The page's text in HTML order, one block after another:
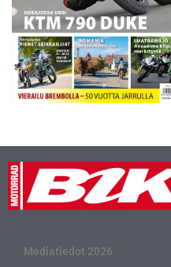
Mediatiedot 2026